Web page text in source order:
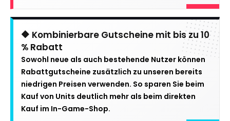
🔶 Kombinierbare Gutscheine mit bis zu 10
% Rabatt
Sowohl neue als auch bestehende Nutzer können
Rabattgutscheine zusätzlich zu unseren bereits
niedrigen Preisen verwenden. So sparen Sie beim
Kauf von Units deutlich mehr als beim direkten
Kauf im In-Game-Shop.